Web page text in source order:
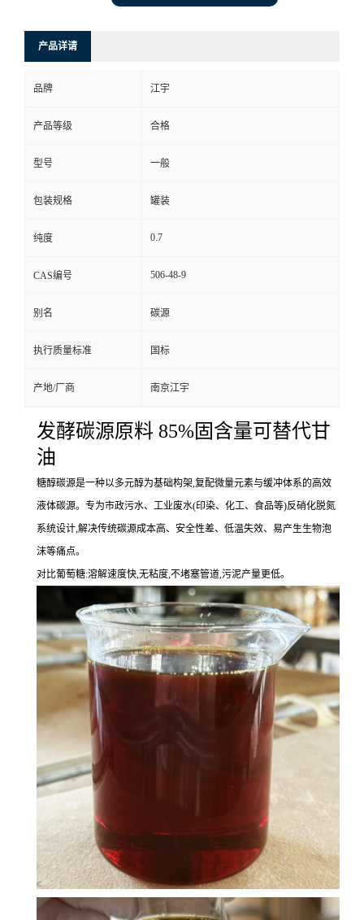
产品详请
品牌 江宇
产品等级 合格
型号 一般
包装规格 罐装
纯度 0.7
CAS编号 506-48-9
别名 碳源
执行质量标准 国标
产地/厂商 南京江宇
发酵碳源原料 85%固含量可替代甘
油
糖醇碳源是一种以多元醇为基础构架,复配微量元素与缓冲体系的高效
液体碳源。专为市政污水、工业废水(印染、化工、食品等)反硝化脱氮
系统设计,解决传统碳源成本高、安全性差、低温失效、易产生生物泡
沫等痛点。
对比葡萄糖:溶解速度快,无粘度,不堵塞管道,污泥产量更低。